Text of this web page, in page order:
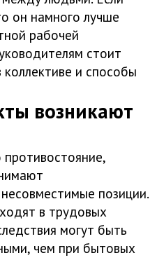
он намного лучше
рабочей
стоит
и способы
возникают
позиции.
в трудовых
могут быть
чем при бытовых